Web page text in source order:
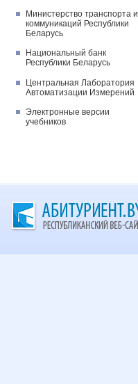
Министерство транспорта и
коммуникаций Республики
Беларусь
Национальный банк
Республики Беларусь
Центральная Лаборатория
Автоматизации Измерений
Электронные версии
учебников